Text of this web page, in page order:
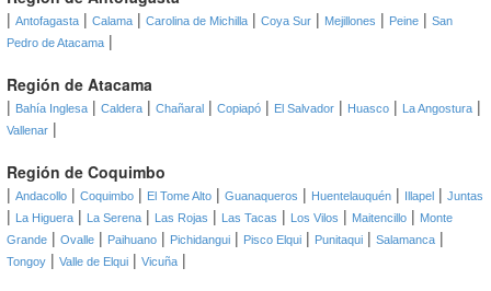
| Antofagasta | Calama | Carolina de Michilla | Coya Sur | Mejillones | Peine | San
Pedro de Atacama |
Región de Atacama
| Bahía Inglesa | Caldera | Chañaral | Copiapó | El Salvador | Huasco | La Angostura |
Vallenar |
Región de Coquimbo
| Andacollo | Coquimbo | El Tome Alto | Guanaqueros | Huentelauquén | Illapel | Juntas
| La Higuera | La Serena | Las Rojas | Las Tacas | Los Vilos | Maitencillo | Monte
Grande | Ovalle | Paihuano | Pichidangui | Pisco Elqui | Punitaqui | Salamanca |
Tongoy | Valle de Elqui | Vicuña |